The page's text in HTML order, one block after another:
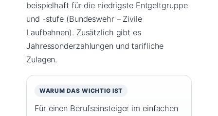
beispielhaft für die niedrigste Entgeltgruppe
und -stufe (Bundeswehr – Zivile
Laufbahnen). Zusätzlich gibt es
Jahressonderzahlungen und tarifliche
Zulagen.
WARUM DAS WICHTIG IST
Für einen Berufseinsteiger im einfachen